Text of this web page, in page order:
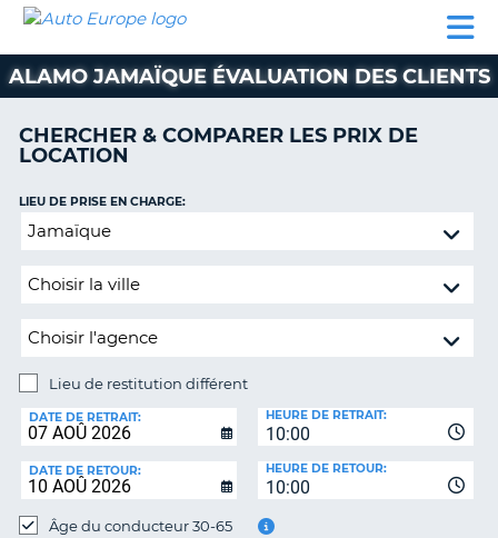
LOCATION
VOITURE
CAMPING-
CAR
CLIENT
AUTO
EUROPE
LOCATION
VOITURE
CAMPING-
CAR
PARTENAIRES
SUPPORT
CLIENT
COMPTE
MA
ALAMO JAMAÏQUE ÉVALUATION DES CLIENTS
CHERCHER & COMPARER LES PRIX DE
LOCATION
Lieu
restitution
LIEU DE PRISE EN CHARGE:
Lieu de restitution différent
DE
RESTITUTION:
DATE DE RETRAIT:
10:00
HEURE DE RETRAIT:
DATE DE RETOUR:
10:00
HEURE DE RETOUR:
Âge du conducteur 30-65